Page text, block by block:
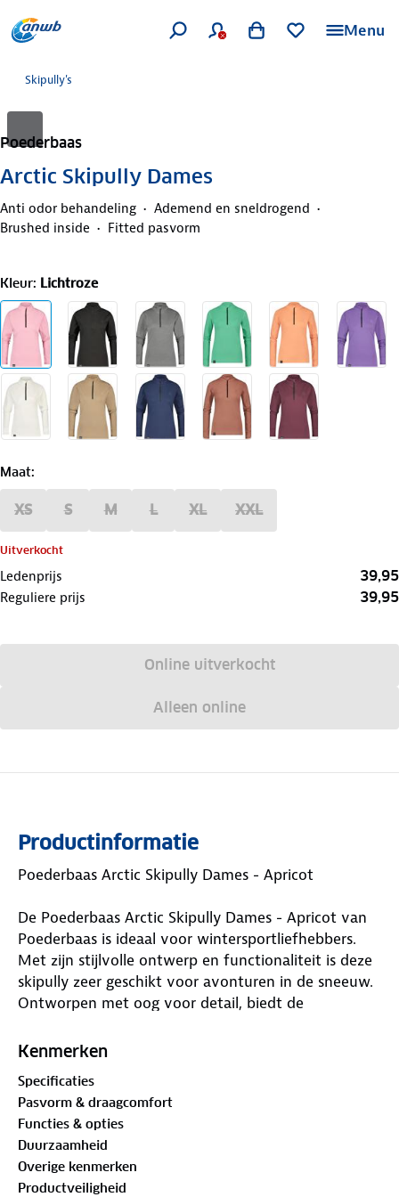
Menu
Skipully's
Poederbaas
Arctic Skipully Dames
Anti odor behandeling
Ademend en sneldrogend
Brushed inside
Fitted pasvorm
Kleur: Lichtroze
Maat:
XS S M L XL XXL
Uitverkocht
Ledenprijs 39,95
Reguliere prijs 39,95
Online uitverkocht
Alleen online
Productinformatie
Poederbaas Arctic Skipully Dames - Apricot
De Poederbaas Arctic Skipully Dames - Apricot van
Poederbaas is ideaal voor wintersportliefhebbers.
Met zijn stijlvolle ontwerp en functionaliteit is deze
skipully zeer geschikt voor avonturen in de sneeuw.
Ontworpen met oog voor detail, biedt de
balans tussen warmte, comfort en stijl.
Apricot geschikt voor?
De Poederbaas Arctic Skipully Dames - Apricot is
ideaal voor iedereen die zich in winterse
omstandigheden begeeft. Of je nu gaat skiën,
Kenmerken
Specificaties
Pasvorm & draagcomfort
Functies & opties
Duurzaamheid
Overige kenmerken
Productveiligheid